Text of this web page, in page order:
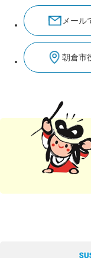
メール
朝倉市